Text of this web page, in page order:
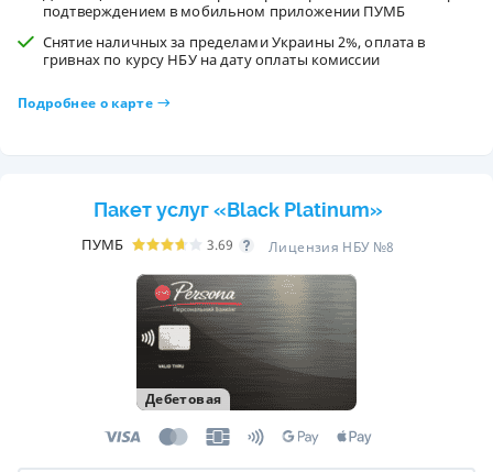
подтверждением в мобильном приложении ПУМБ
Снятие наличных за пределами Украины 2%, оплата в
гривнах по курсу НБУ на дату оплаты комиссии
Подробнее о карте
Пакет услуг «Black Platinum»
ПУМБ 3.69 Лицензия НБУ №8
Дебетовая